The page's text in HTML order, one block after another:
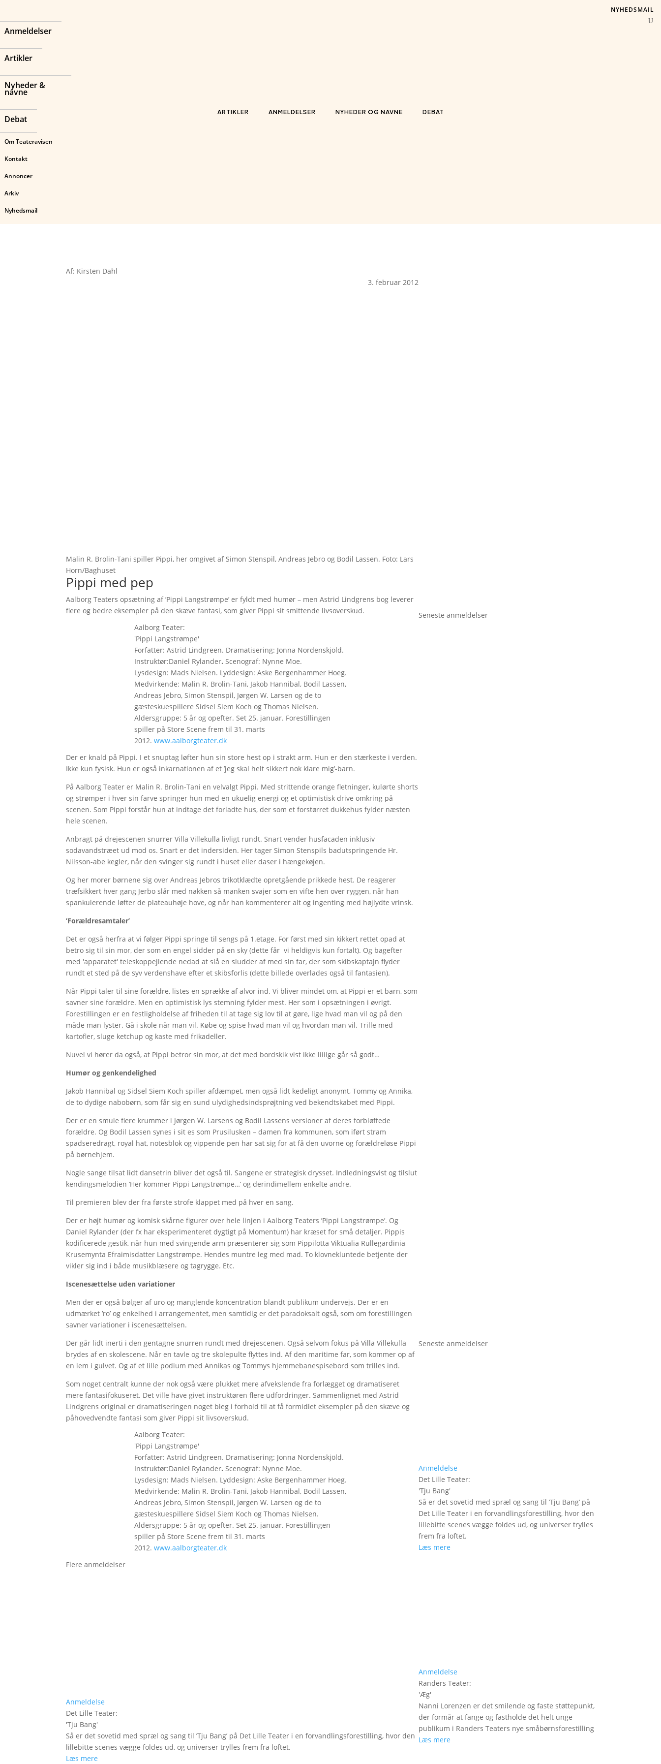
Anmeldelser
Artikler
Nyheder &
navne
Debat
Om Teateravisen
Kontakt
Annoncer
Arkiv
Nyhedsmail
ARTIKLER ANMELDELSER NYHEDER OG NAVNE DEBAT
NYHEDSMAIL
Af: Kirsten Dahl
3. februar 2012
Malin R. Brolin-Tani spiller Pippi, her omgivet af Simon Stenspil, Andreas Jebro og Bodil Lassen. Foto: Lars
Horn/Baghuset
Pippi med pep
Aalborg Teaters opsætning af ’Pippi Langstrømpe’ er fyldt med humør – men Astrid Lindgrens bog leverer
flere og bedre eksempler på den skæve fantasi, som giver Pippi sit smittende livsoverskud.
Aalborg Teater:
'Pippi Langstrømpe'
Forfatter: Astrid Lindgreen. Dramatisering: Jonna Nordenskjöld.
Instruktør:Daniel Rylander. Scenograf: Nynne Moe.
Lysdesign: Mads Nielsen. Lyddesign: Aske Bergenhammer Hoeg.
Medvirkende: Malin R. Brolin-Tani, Jakob Hannibal, Bodil Lassen,
Andreas Jebro, Simon Stenspil, Jørgen W. Larsen og de to
gæsteskuespillere Sidsel Siem Koch og Thomas Nielsen.
Aldersgruppe: 5 år og opefter. Set 25. januar. Forestillingen
spiller på Store Scene frem til 31. marts
2012. www.aalborgteater.dk
Der er knald på Pippi. I et snuptag løfter hun sin store hest op i strakt arm. Hun er den stærkeste i verden.
Ikke kun fysisk. Hun er også inkarnationen af et ’jeg skal helt sikkert nok klare mig’-barn.
På Aalborg Teater er Malin R. Brolin-Tani en velvalgt Pippi. Med strittende orange fletninger, kulørte shorts
og strømper i hver sin farve springer hun med en ukuelig energi og et optimistisk drive omkring på
scenen. Som Pippi forstår hun at indtage det forladte hus, der som et forstørret dukkehus fylder næsten
hele scenen.
Anbragt på drejescenen snurrer Villa Villekulla livligt rundt. Snart vender husfacaden inklusiv
sodavandstræet ud mod os. Snart er det indersiden. Her tager Simon Stenspils badutspringende Hr.
Nilsson-abe kegler, når den svinger sig rundt i huset eller daser i hængekøjen.
Og her morer børnene sig over Andreas Jebros trikotklædte opretgående prikkede hest. De reagerer
træfsikkert hver gang Jerbo slår med nakken så manken svajer som en vifte hen over ryggen, når han
spankulerende løfter de plateauhøje hove, og når han kommenterer alt og ingenting med højlydte vrinsk.
’Forældresamtaler’
Det er også herfra at vi følger Pippi springe til sengs på 1.etage. For først med sin kikkert rettet opad at
betro sig til sin mor, der som en engel sidder på en sky (dette får vi heldigvis kun fortalt). Og bagefter
med 'apparatet' teleskoppejlende nedad at slå en sludder af med sin far, der som skibskaptajn flyder
rundt et sted på de syv verdenshave efter et skibsforlis (dette billede overlades også til fantasien).
Når Pippi taler til sine forældre, listes en sprække af alvor ind. Vi bliver mindet om, at Pippi er et barn, som
savner sine forældre. Men en optimistisk lys stemning fylder mest. Her som i opsætningen i øvrigt.
Forestillingen er en festligholdelse af friheden til at tage sig lov til at gøre, lige hvad man vil og på den
måde man lyster. Gå i skole når man vil. Købe og spise hvad man vil og hvordan man vil. Trille med
kartofler, sluge ketchup og kaste med frikadeller.
Nuvel vi hører da også, at Pippi betror sin mor, at det med bordskik vist ikke liiiige går så godt…
Humør og genkendelighed
Jakob Hannibal og Sidsel Siem Koch spiller afdæmpet, men også lidt kedeligt anonymt, Tommy og Annika,
de to dydige nabobørn, som får sig en sund ulydighedsindsprøjtning ved bekendtskabet med Pippi.
Der er en smule flere krummer i Jørgen W. Larsens og Bodil Lassens versioner af deres forbløffede
forældre. Og Bodil Lassen synes i sit es som Prusilusken – damen fra kommunen, som iført stram
spadseredragt, royal hat, notesblok og vippende pen har sat sig for at få den uvorne og forældreløse Pippi
på børnehjem.
Nogle sange tilsat lidt dansetrin bliver det også til. Sangene er strategisk drysset. Indledningsvist og tilslut
kendingsmelodien ’Her kommer Pippi Langstrømpe…’ og derindimellem enkelte andre.
Til premieren blev der fra første strofe klappet med på hver en sang.
Der er højt humør og komisk skårne figurer over hele linjen i Aalborg Teaters ’Pippi Langstrømpe’. Og
Daniel Rylander (der fx har eksperimenteret dygtigt på Momentum) har kræset for små detaljer. Pippis
kodificerede gestik, når hun med svingende arm præsenterer sig som Pippilotta Viktualia Rullegardinia
Krusemynta Efraimisdatter Langstrømpe. Hendes muntre leg med mad. To klovnekluntede betjente der
vikler sig ind i både musikblæsere og tagrygge. Etc.
Iscenesættelse uden variationer
Men der er også bølger af uro og manglende koncentration blandt publikum undervejs. Der er en
udmærket ’ro’ og enkelhed i arrangementet, men samtidig er det paradoksalt også, som om forestillingen
savner variationer i iscenesættelsen.
Der går lidt inerti i den gentagne snurren rundt med drejescenen. Også selvom fokus på Villa Villekulla
brydes af en skolescene. Når en tavle og tre skolepulte flyttes ind. Af den maritime far, som kommer op af
en lem i gulvet. Og af et lille podium med Annikas og Tommys hjemmebanespisebord som trilles ind.
Som noget centralt kunne der nok også være plukket mere afvekslende fra forlægget og dramatiseret
mere fantasifokuseret. Det ville have givet instruktøren flere udfordringer. Sammenlignet med Astrid
Lindgrens original er dramatiseringen noget bleg i forhold til at få formidlet eksempler på den skæve og
påhovedvendte fantasi som giver Pippi sit livsoverskud.
Aalborg Teater:
'Pippi Langstrømpe'
Forfatter: Astrid Lindgreen. Dramatisering: Jonna Nordenskjöld.
Instruktør:Daniel Rylander. Scenograf: Nynne Moe.
Lysdesign: Mads Nielsen. Lyddesign: Aske Bergenhammer Hoeg.
Medvirkende: Malin R. Brolin-Tani, Jakob Hannibal, Bodil Lassen,
Andreas Jebro, Simon Stenspil, Jørgen W. Larsen og de to
gæsteskuespillere Sidsel Siem Koch og Thomas Nielsen.
Aldersgruppe: 5 år og opefter. Set 25. januar. Forestillingen
spiller på Store Scene frem til 31. marts
2012. www.aalborgteater.dk
Flere anmeldelser
Anmeldelse
Det Lille Teater:
'Tju Bang'
Så er det sovetid med spræl og sang til ’Tju Bang’ på Det Lille Teater i en forvandlingsforestilling, hvor den
lillebitte scenes vægge foldes ud, og universer trylles frem fra loftet.
Læs mere
Seneste anmeldelser
Seneste anmeldelser
Anmeldelse
Det Lille Teater:
'Tju Bang'
Så er det sovetid med spræl og sang til ’Tju Bang’ på
Det Lille Teater i en forvandlingsforestilling, hvor den
lillebitte scenes vægge foldes ud, og universer trylles
frem fra loftet.
Læs mere
Anmeldelse
Randers Teater:
'Æg'
Nanni Lorenzen er det smilende og faste støttepunkt,
der formår at fange og fastholde det helt unge
publikum i Randers Teaters nye småbørnsforestilling
Læs mere